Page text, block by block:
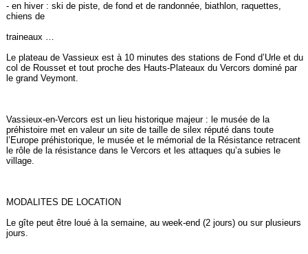
- en hiver : ski de piste, de fond et de randonnée, biathlon, raquettes,
chiens de
traineaux …
Le plateau de Vassieux est à 10 minutes des stations de Fond d’Urle et du
col de Rousset et tout proche des Hauts-Plateaux du Vercors dominé par
le grand Veymont.
Vassieux-en-Vercors est un lieu historique majeur : le musée de la
préhistoire met en valeur un site de taille de silex réputé dans toute
l’Europe préhistorique, le musée et le mémorial de la Résistance retracent
le rôle de la résistance dans le Vercors et les attaques qu’a subies le
village.
MODALITES DE LOCATION
Le gîte peut être loué à la semaine, au week-end (2 jours) ou sur plusieurs
jours.